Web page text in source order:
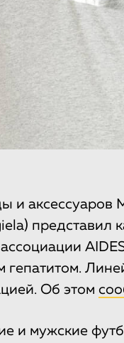
аксессуаров
представил
Об этом
и мужские